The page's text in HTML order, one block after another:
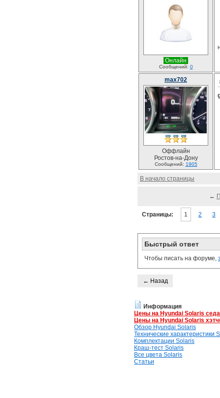
Онлайн
Сообщений: 0
max702
Оффлайн
Ростов-на-Дону
Сообщений: 1905
В начало страницы
←
Страницы: 1 2 3
Быстрый ответ
Чтобы писать на форуме,
← Назад
Информация
Цены на Hyundai Solaris
Цены на Hyundai Solaris
Обзор Hyundai Solaris
Технические характеристики
Комплектации Solaris
Краш-тест Solaris
Все цвета Solaris
Статьи